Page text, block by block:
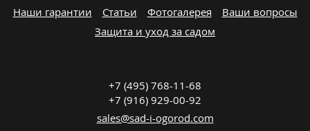
Наши гарантии
Статьи Фотогалерея
Ваши вопросы
Защита и уход за садом
+7 (495) 768-11-68
+7 (916) 929-00-92
sales@sad-i-ogorod.com